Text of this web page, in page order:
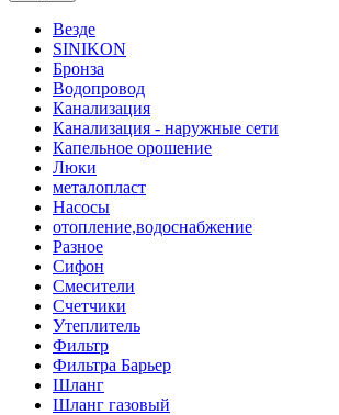
Везде
SINIKON
Бронза
Водопровод
Канализация
Канализация - наружные сети
Капельное орошение
Люки
металопласт
Насосы
отопление,водоснабжение
Разное
Сифон
Смесители
Счетчики
Утеплитель
Фильтр
Фильтра Барьер
Шланг
Шланг газовый